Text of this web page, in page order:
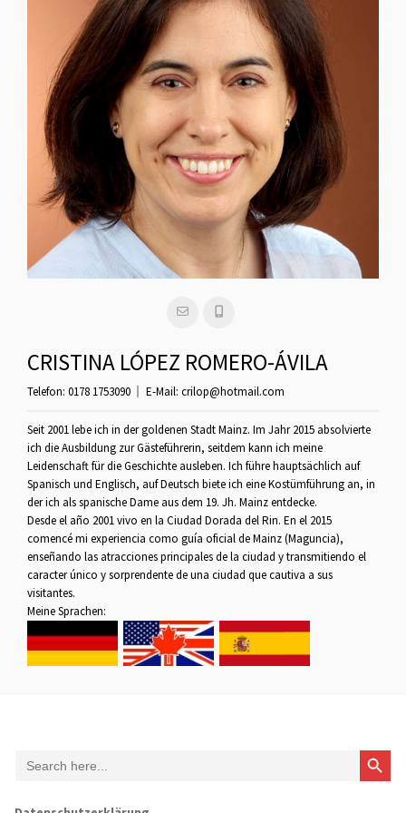
CRISTINA LÓPEZ ROMERO-ÁVILA
Telefon: 0178 1753090 E-Mail: crilop@hotmail.com
Seit 2001 lebe ich in der goldenen Stadt Mainz. Im Jahr 2015 absolvierte
ich die Ausbildung zur Gästeführerin, seitdem kann ich meine
Leidenschaft für die Geschichte ausleben. Ich führe hauptsächlich auf
Spanisch und Englisch, auf Deutsch biete ich eine Kostümführung an, in
der ich als spanische Dame aus dem 19. Jh. Mainz entdecke.
Desde el año 2001 vivo en la Ciudad Dorada del Rin. En el 2015
comencé mi experiencia como guía oficial de Mainz (Maguncia),
enseñando las atracciones principales de la ciudad y transmitiendo el
caracter único y sorprendente de una ciudad que cautiva a sus
visitantes.
Meine Sprachen:
for:
Search Button